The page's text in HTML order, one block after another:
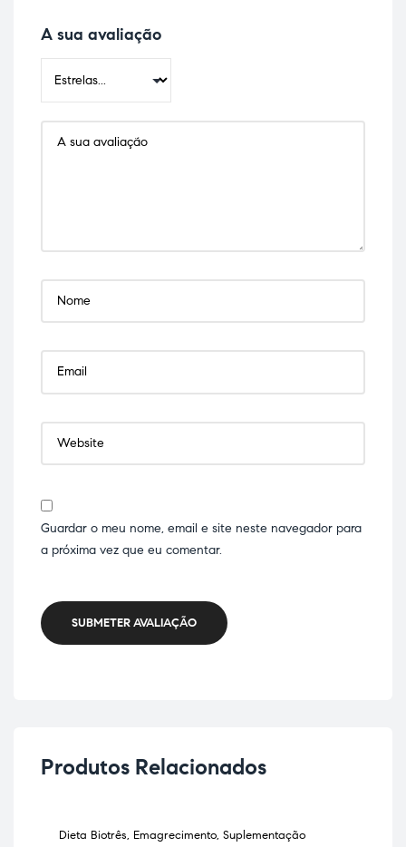
A sua avaliação
Guardar o meu nome, email e site neste navegador para
a próxima vez que eu comentar.
SUBMETER AVALIAÇÃO
Produtos Relacionados
Dieta Biotrês, Emagrecimento, Suplementação